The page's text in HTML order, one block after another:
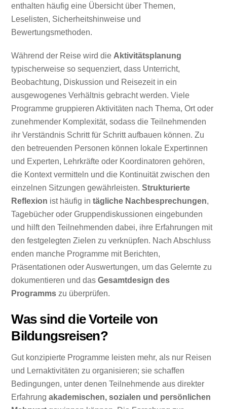
enthalten häufig eine Übersicht über Themen,
Leselisten, Sicherheitshinweise und
Bewertungsmethoden.
Während der Reise wird dieAktivitätsplanung
typischerweise so sequenziert, dass Unterricht,
Beobachtung, Diskussion und Reisezeit in ein
ausgewogenes Verhältnis gebracht werden. Viele
Programme gruppieren Aktivitäten nach Thema, Ort oder
zunehmender Komplexität, sodass die Teilnehmenden
ihr Verständnis Schritt für Schritt aufbauen können. Zu
den betreuenden Personen können lokale Expertinnen
und Experten, Lehrkräfte oder Koordinatoren gehören,
die Kontext vermitteln und die Kontinuität zwischen den
einzelnen Sitzungen gewährleisten.Strukturierte
Reflexion ist häufig intägliche Nachbesprechungen,
Tagebücher oder Gruppendiskussionen eingebunden
und hilft den Teilnehmenden dabei, ihre Erfahrungen mit
den festgelegten Zielen zu verknüpfen. Nach Abschluss
enden manche Programme mit Berichten,
Präsentationen oder Auswertungen, um das Gelernte zu
dokumentieren und dasGesamtdesign des
Programms zu überprüfen.
Was sind die Vorteile von
Bildungsreisen?
Gut konzipierte Programme leisten mehr, als nur Reisen
und Lernaktivitäten zu organisieren; sie schaffen
Bedingungen, unter denen Teilnehmende aus direkter
Erfahrungakademischen, sozialen und persönlichen